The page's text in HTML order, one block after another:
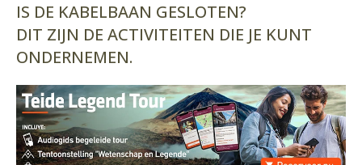
IS DE KABELBAAN GESLOTEN?
DIT ZIJN DE ACTIVITEITEN DIE JE KUNT
ONDERNEMEN.